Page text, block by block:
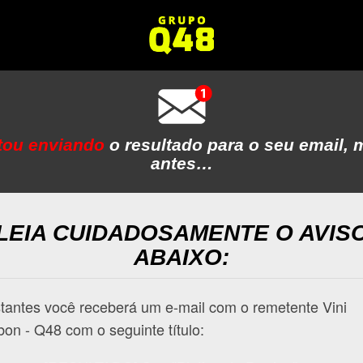
enviando o resultado para o seu email,
antes…
CUIDADOSAMENTE O
ABAIXO:
você receberá um e-mail com o remetente Vini
- Q48 com o seguinte título: